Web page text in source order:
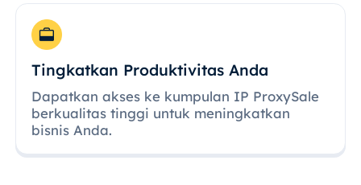
Tingkatkan Produktivitas Anda
Dapatkan akses ke kumpulan IP ProxySale
berkualitas tinggi untuk meningkatkan
bisnis Anda.